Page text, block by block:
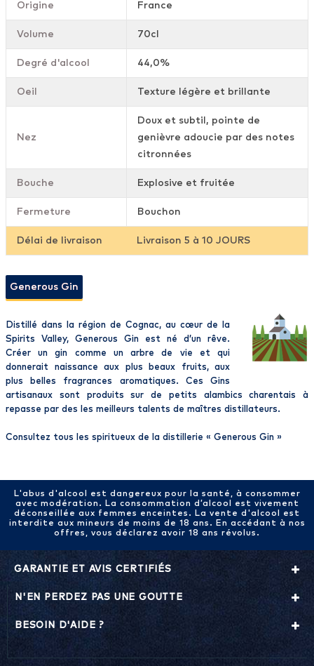
Origine France
Volume 70cl
Degré d'alcool 44,0%
Oeil Texture légère et brillante
Nez
Doux et subtil, pointe de
genièvre adoucie par des notes
citronnées
Bouche Explosive et fruitée
Fermeture Bouchon
Délai de livraison Livraison 5 à 10 JOURS
Generous Gin
Distillé dans la région de Cognac, au cœur de la
Spirits Valley, Generous Gin est né d’un rêve.
Créer un gin comme un arbre de vie et qui
donnerait naissance aux plus beaux fruits, aux
plus belles fragrances aromatiques. Ces Gins
artisanaux sont produits sur de petits alambics charentais à
repasse par des les meilleurs talents de maîtres distillateurs.
Consultez tous les spiritueux de la distillerie « Generous Gin »
L'abus d'alcool est dangereux pour la santé, à consommer
avec modération. La consommation d’alcool est vivement
déconseillée aux femmes enceintes. La vente d'alcool est
interdite aux mineurs de moins de 18 ans. En accédant à nos
offres, vous déclarez avoir 18 ans révolus.
GARANTIE ET AVIS CERTIFIÉS
N'EN PERDEZ PAS UNE GOUTTE
BESOIN D'AIDE ?